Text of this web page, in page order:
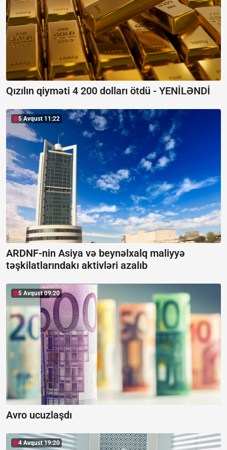
Qızılın qiyməti 4 200 dolları ötdü - YENİLƏNDİ
5 Avqust 11:22
ARDNF-nin Asiya və beynəlxalq maliyyə
təşkilatlarındakı aktivləri azalıb
5 Avqust 09:20
Avro ucuzlaşdı
4 Avqust 19:20